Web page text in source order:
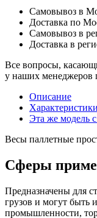
Самовывоз в
Доставка по
Самовывоз в
Доставка в
Все вопросы,
у наших менеджеров
Описание
Характеристики
Эта же модель
Весы паллетные
Сферы
Предназначены для
грузов и могут быть
промышленности,